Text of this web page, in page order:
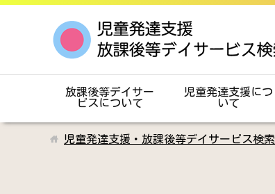
放課後等デイサー
ビスについて
児童発達支援につ
いて
児童発達支援・放課後等デイサービス検索